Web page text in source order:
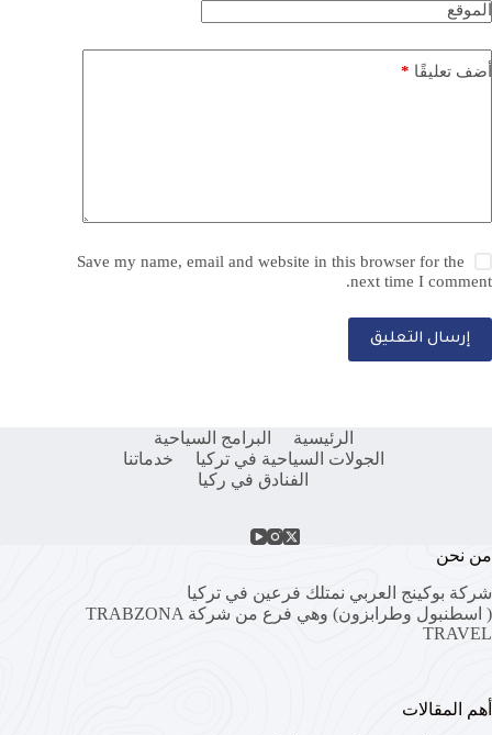
الموقع
أضف تعليقًا *
Save my name, email and website in this browser for the
next time I comment.
إرسال التعليق
الرئيسية
البرامج السياحية
الجولات السياحية في تركيا
خدماتنا
الفنادق في ركيا
من نحن
شركة بوكينج العربي نمتلك فرعين في تركيا
( اسطنبول وطرابزون) وهي فرع من شركة TRABZONA
TRAVEL
أهم المقالات